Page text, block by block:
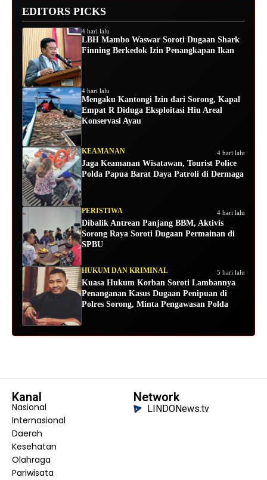
EDITORS PICKS
4 hari lalu
LBH Mambo Waswar Soroti Dugaan Shark
Finning Berkedok Izin Penangkapan Ikan
4 hari lalu
Mengaku Kantongi Izin dari Sorong, Kapal
Empat R Diduga Eksploitasi Hiu Areal
Konservasi Ayau
KEAMANAN 4 hari lalu
Jaga Keamanan Wisatawan, Tourist Police
Polda Papua Barat Daya Patroli di Dermaga
PERISTIWA 4 hari lalu
Dibalik Antrean Panjang BBM, Aktivis
Sorong Raya Soroti Dugaan Permainan di
SPBU
HUKUM DAN KRIMINAL 5 hari lalu
Kuasa Hukum Korban Soroti Lambannya
Penanganan Kasus Dugaan Penipuan di
Polres Sorong, Minta Pengawasan Polda
Kanal
Nasional
Internasional
Daerah
Kesehatan
Olahraga
Pariwisata
Network
LINDONews.tv